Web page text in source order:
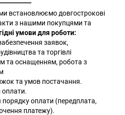
встановлюємо довгострокові
з нашими покупцями та
умови для роботи:
заявок,
та торгівлі
та оснащенням, робота з
та умов постачання.
оплати.
порядку оплати (передплата,
платежу).